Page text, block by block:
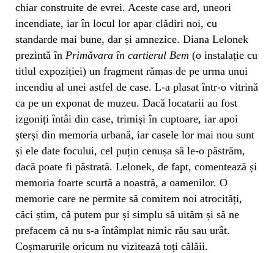
chiar construite de evrei. Aceste case ard, uneori
incendiate, iar în locul lor apar clădiri noi, cu
standarde mai bune, dar și amnezice. Diana Lelonek
prezintă în Primăvara în cartierul Bem (o instalație cu
titlul expoziției) un fragment rămas de pe urma unui
incendiu al unei astfel de case. L-a plasat într-o vitrină
ca pe un exponat de muzeu. Dacă locatarii au fost
izgoniți întâi din case, trimiși în cuptoare, iar apoi
șterși din memoria urbană, iar casele lor mai nou sunt
și ele date focului, cel puțin cenușa să le-o păstrăm,
dacă poate fi păstrată. Lelonek, de fapt, comentează și
memoria foarte scurtă a noastră, a oamenilor. O
memorie care ne permite să comitem noi atrocități,
căci știm, că putem pur și simplu să uităm și să ne
prefacem că nu s-a întâmplat nimic rău sau urât.
Coșmarurile oricum nu vizitează toți călăii.